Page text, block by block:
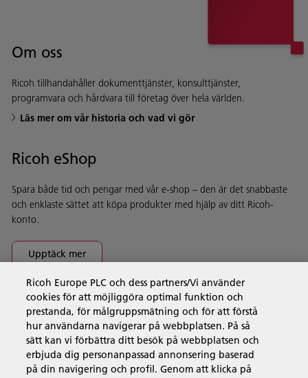
Om oss
Ricoh tillhandahåller dokumenttjänster, konsulttjänster,
programvara och hårdvara till företag över hela världen.
Läs mer om vår historia och vad vi gör
Ricoh eShop
Spara både tid och pengar med vår e-shop – den är det snabbaste
och enklaste sättet att köpa produkter med hjälp av ditt Ricoh-
konto.
Upptäck mer
Företagslösningar
Produkter och tjänster
Ricoh Europe PLC och dess partners/Vi använder
cookies för att möjliggöra optimal funktion och
prestanda, för målgruppsmätning och för att förstå
hur användarna navigerar på webbplatsen. På så
sätt kan vi förbättra ditt besök på webbplatsen och
erbjuda dig personanpassad annonsering baserad
på din navigering och profil. Genom att klicka på